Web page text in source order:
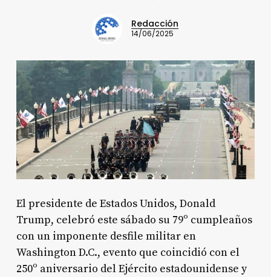
Redacción
14/06/2025
El presidente de Estados Unidos, Donald
Trump, celebró este sábado su 79º cumpleaños
con un imponente desfile militar en
Washington D.C., evento que coincidió con el
250º aniversario del Ejército estadounidense y